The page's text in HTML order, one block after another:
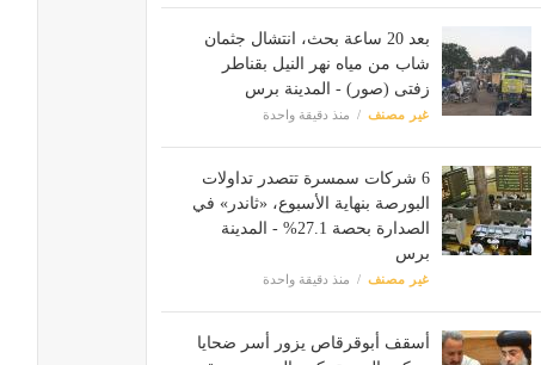
بعد 20 ساعة بحث، انتشال جثمان
شاب من مياه نهر النيل بقناطر
زفتى (صور) - المدينة برس
غير مصنف منذ دقيقة واحدة
6 شركات سمسرة تتصدر تداولات
البورصة بنهاية الأسبوع، «ثاندر» في
الصدارة بحصة 27.1% - المدينة
برس
غير مصنف منذ دقيقة واحدة
أسقف أبوقرقاص يزور أسر ضحايا